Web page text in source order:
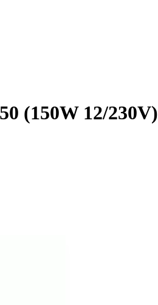
(150W 12/230V)